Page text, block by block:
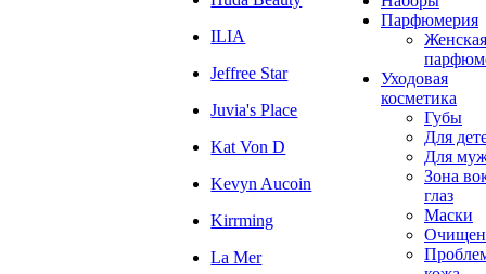
ILIA
Jeffree Star
Juvia's Place
Kat Von D
Kevyn Aucoin
Kirrming
La Mer
Парфюмерия
Женская
Уходовая
косметика
Губы
Для
Для
Зона
глаз
Маски